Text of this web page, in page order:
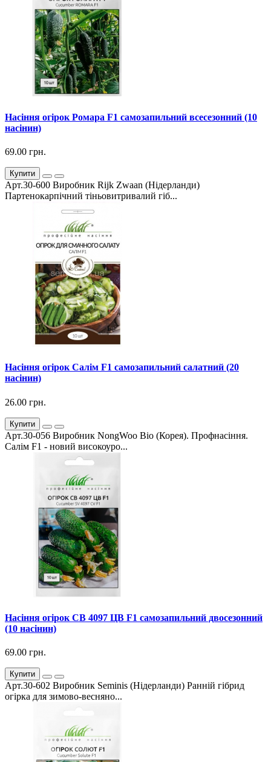
Насіння огірок Ромара F1 самозапильний всесезонний (10
насінин)
69.00 грн.
Купити
Арт.30-600 Виробник Rijk Zwaan (Нідерланди)
Партенокарпічний тіньовитривалий гіб...
Насіння огірок Салім F1 самозапильний салатний (20
насінин)
26.00 грн.
Купити
Арт.30-056 Виробник NongWoo Bio (Корея). Профнасіння.
Салім F1 - новий високоуро...
Насіння огірок СВ 4097 ЦВ F1 самозапильний двосезонний
(10 насінин)
69.00 грн.
Купити
Арт.30-602 Виробник Seminis (Нідерланди) Ранній гібрид
огірка для зимово-весняно...